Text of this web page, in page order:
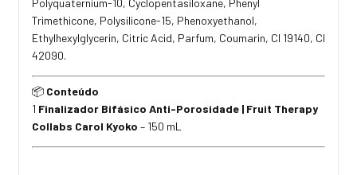
Trimethicone, Polysilicone-15, Phenoxyethanol,
Ethylhexylglycerin, Citric Acid, Parfum, Coumarin, CI 19140, CI
42090.
📦 Conteúdo
1 Finalizador Bifásico Anti-Porosidade | Fruit Therapy
Collabs Carol Kyoko – 150 mL